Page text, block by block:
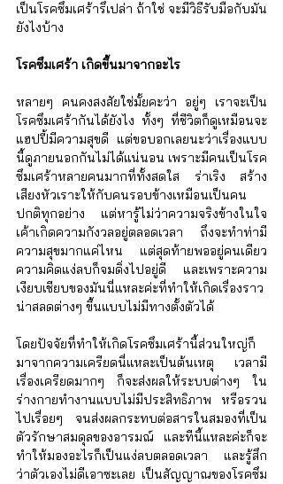
เป็นโรคซึมเศร้ารึเปล่า ถ้าใช่ จะมีวิธีรับมือกับมัน
ยังไงบ้าง
โรคซึมเศร้า เกิดขึ้นมาจากอะไร
หลายๆ คนคงสงสัยใช่มั้ยคะว่า อยู่ๆ เราจะเป็น
โรคซึมเศร้ากันได้ยังไง ทั้งๆ ที่ชีวิตก็ดูเหมือนจะ
แฮปปี้มีความสุขดี แต่ขอบอกเลยนะว่าเรื่องแบบ
นี้ดูภายนอกกันไม่ได้แน่นอน เพราะมีคนเป็นโรค
ซึมเศร้าหลายคนมากที่ทั้งสดใส ร่าเริง สร้าง
เสียงหัวเราะให้กับคนรอบข้างเหมือนเป็นคน
ปกติทุกอย่าง แต่หารู้ไม่ว่าความจริงข้างในใจ
เค้าเกิดความกังวลอยู่ตลอดเวลา ถึงจะทำท่ามี
ความสุขมากแค่ไหน แต่สุดท้ายพออยู่คนเดียว
ความคิดแง่ลบก็จมดิ่งไปอยู่ดี และเพราะความ
เงียบเชียบของมันนี่แหละค่ะที่ทำให้เกิดเรื่องราว
น่าสลดต่างๆ ขึ้นแบบไม่มีทางตั้งตัวได้
โดยปัจจัยที่ทำให้เกิดโรคซึมเศร้านี้ส่วนใหญ่ก็
มาจากความเครียดนี่แหละเป็นต้นเหตุ เวลามี
เรื่องเครียดมากๆ ก็จะส่งผลให้ระบบต่างๆ ใน
ร่างกายทำงานแบบไม่มีประสิทธิภาพ หรือรวน
ไปเรื่อยๆ จนส่งผลกระทบต่อสารในสมองที่เป็น
ตัวรักษาสมดุลของอารมณ์ และทีนี้แหละค่ะก็จะ
ทำให้มองอะไรก็เป็นแง่ลบตลอดเวลา และรู้สึก
ว่าตัวเองไม่ดีเอาซะเลย เป็นสัญญาณของโรคซึม